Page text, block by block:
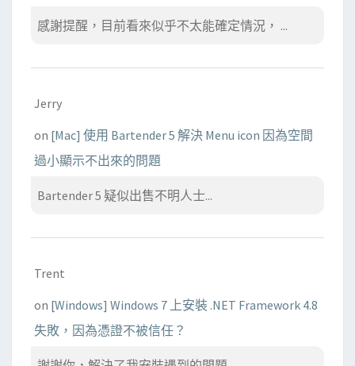
感謝提醒，目前看來似乎不太能確定情況， ...
Jerry
on [Mac] 使用 Bartender 5 解決 Menu icon 因為空間
過小顯示不出來的問題
Bartender 5 疑似出售不明人士...
Trent
on [Windows] Windows 7 上安裝 .NET Framework 4.8
失敗，因為憑證不被信任？